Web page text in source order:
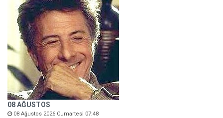
08 AĞUSTOS
08 Ağustos 2026 Cumartesi 07:48